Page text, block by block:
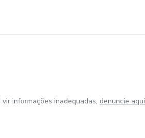
informações inadequadas, denuncie aqui